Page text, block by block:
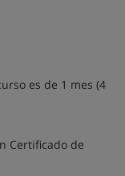
es de 1 mes (4
Certificado de